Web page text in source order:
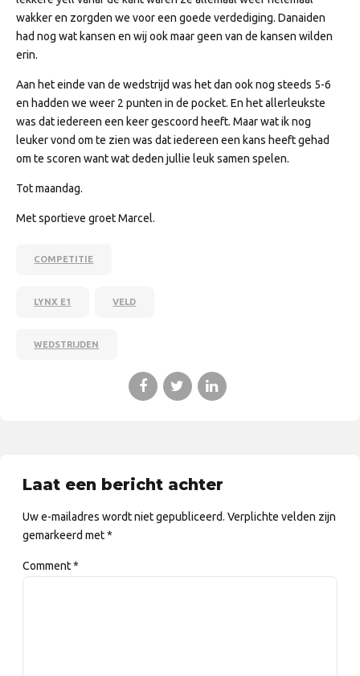
wakker en zorgden we voor een goede verdediging. Danaiden
had nog wat kansen en wij ook maar geen van de kansen wilden
erin.
Aan het einde van de wedstrijd was het dan ook nog steeds 5-6
en hadden we weer 2 punten in de pocket. En het allerleukste
was dat iedereen een keer gescoord heeft. Maar wat ik nog
leuker vond om te zien was dat iedereen een kans heeft gehad
om te scoren want wat deden jullie leuk samen spelen.
Tot maandag.
Met sportieve groet Marcel.
COMPETITIE
LYNX E1 VELD
WEDSTRIJDEN
Laat een bericht achter
Uw e-mailadres wordt niet gepubliceerd. Verplichte velden zijn
gemarkeerd met *
Comment*